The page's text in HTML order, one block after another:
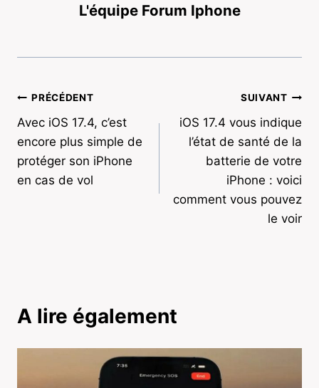
L'équipe Forum Iphone
Navigation
de
l’article
PRÉCÉDENT
Avec iOS 17.4, c’est
encore plus simple de
protéger son iPhone
en cas de vol
SUIVANT
iOS 17.4 vous indique
l’état de santé de la
batterie de votre
iPhone : voici
comment vous pouvez
le voir
A lire également